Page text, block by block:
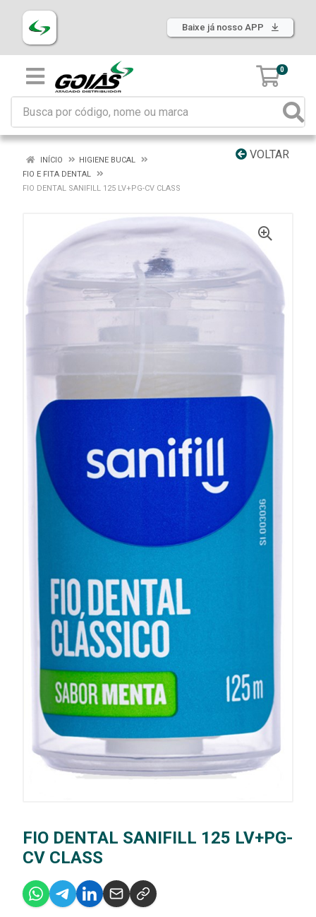
Baixe já nosso APP
0
VOLTAR
INÍCIO
HIGIENE BUCAL
FIO E FITA DENTAL
FIO DENTAL SANIFILL 125 LV+PG-CV CLASS
FIO DENTAL SANIFILL 125 LV+PG-
CV CLASS